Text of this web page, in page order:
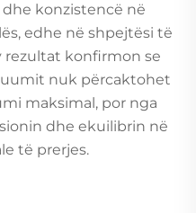
konzistencë në
edhe në shpejtësi të
rezultat konfirmon se
nuk përcaktohet
maksimal, por nga
dhe ekuilibrin në
të prerjes.